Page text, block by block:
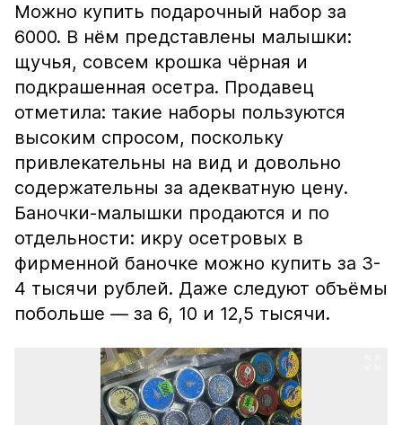
Можно купить подарочный набор за
6000. В нём представлены малышки:
щучья, совсем крошка чёрная и
подкрашенная осетра. Продавец
отметила: такие наборы пользуются
высоким спросом, поскольку
привлекательны на вид и довольно
содержательны за адекватную цену.
Баночки-малышки продаются и по
отдельности: икру осетровых в
фирменной баночке можно купить за 3-
4 тысячи рублей. Даже следуют объёмы
побольше — за 6, 10 и 12,5 тысячи.